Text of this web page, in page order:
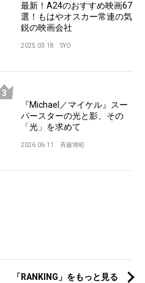
最新！A24のおすすめ映画67
選！もはやオスカー常連の気
鋭の映画会社
2025.03.18 SYO
『Michael／マイケル』スー
パースターの光と影、その
「光」を求めて
2026.06.11 斉藤博昭
「RANKING」をもっと見る